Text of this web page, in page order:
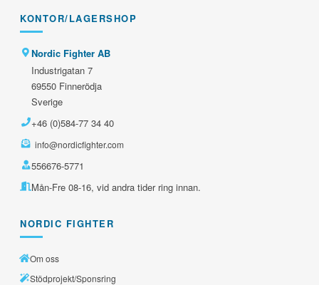
KONTOR/LAGERSHOP
Nordic Fighter AB
Industrigatan 7
69550 Finnerödja
Sverige
+46 (0)584-77 34 40
info@nordicfighter.com
556676-5771
Mån-Fre 08-16, vid andra tider ring innan.
NORDIC FIGHTER
Om oss
Stödprojekt/Sponsring